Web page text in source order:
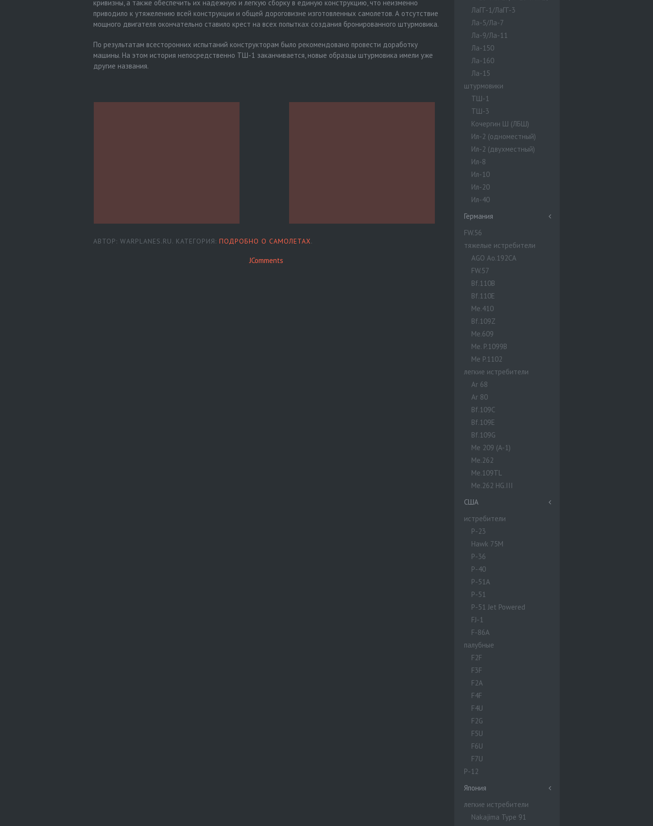
кривизны, а также обеспечить их надежную и легкую сборку в единую конструкцию, что неизменно
приводило к утяжелению всей конструкции и общей дороговизне изготовленных самолетов. А отсутствие
мощного двигателя окончательно ставило крест на всех попытках создания бронированного штурмовика.
По результатам всесторонних испытаний конструкторам было рекомендовано провести доработку
машины. На этом история непосредственно ТШ-1 заканчивается, новые образцы штурмовика имели уже
другие названия.
АВТОР: WARPLANES.RU. КАТЕГОРИЯ: ПОДРОБНО О САМОЛЕТАХ.
JComments
ЛаГГ-1/ЛаГГ-3
Ла-5/Ла-7
Ла-9/Ла-11
Ла-150
Ла-160
Ла-15
штурмовики
ТШ-1
ТШ-3
Кочергин Ш (ЛБШ)
Ил-2 (одноместный)
Ил-2 (двухместный)
Ил-8
Ил-10
Ил-20
Ил-40
Германия
FW.56
тяжелые истребители
AGO Ao.192CA
FW.57
Bf.110B
Bf.110E
Me.410
Bf.109Z
Me.609
Me. P.1099B
Me P.1102
легкие истребители
Ar 68
Ar 80
Bf.109C
Bf.109E
Bf.109G
Me 209 (A-1)
Me.262
Me.109TL
Me.262 HG.III
США
истребители
P-23
Hawk 75M
P-36
P-40
P-51A
P-51
P-51 Jet Powered
FJ-1
F-86A
палубные
F2F
F3F
F2A
F4F
F4U
F2G
F5U
F6U
F7U
P-12
Япония
легкие истребители
Nakajima Type 91